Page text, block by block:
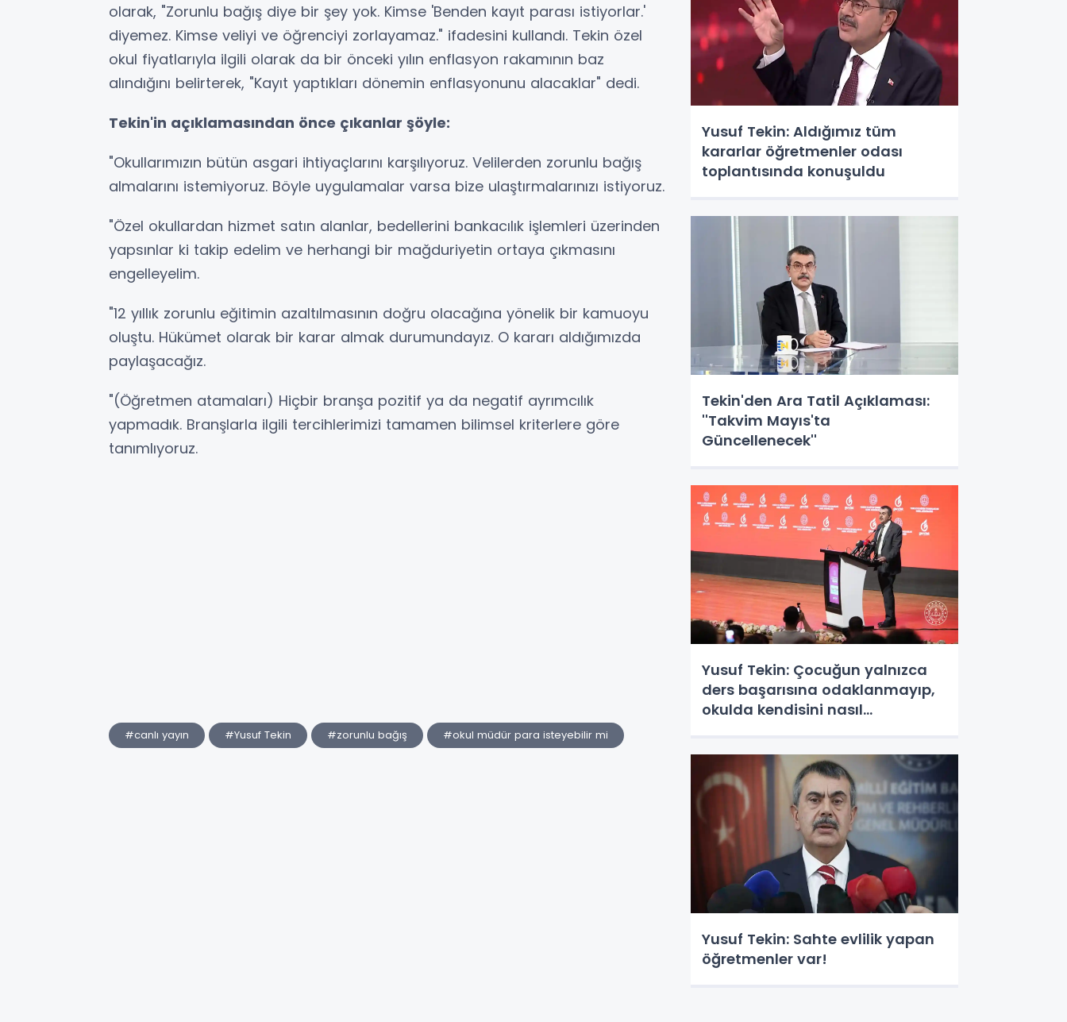
olarak, "Zorunlu bağış diye bir şey yok. Kimse 'Benden kayıt parası istiyorlar.'
diyemez. Kimse veliyi ve öğrenciyi zorlayamaz." ifadesini kullandı. Tekin özel
okul fiyatlarıyla ilgili olarak da bir önceki yılın enflasyon rakamının baz
alındığını belirterek, "Kayıt yaptıkları dönemin enflasyonunu alacaklar" dedi.
Tekin'in açıklamasından önce çıkanlar şöyle:
"Okullarımızın bütün asgari ihtiyaçlarını karşılıyoruz. Velilerden zorunlu bağış
almalarını istemiyoruz. Böyle uygulamalar varsa bize ulaştırmalarınızı istiyoruz.
"Özel okullardan hizmet satın alanlar, bedellerini bankacılık işlemleri üzerinden
yapsınlar ki takip edelim ve herhangi bir mağduriyetin ortaya çıkmasını
engelleyelim.
"12 yıllık zorunlu eğitimin azaltılmasının doğru olacağına yönelik bir kamuoyu
oluştu. Hükümet olarak bir karar almak durumundayız. O kararı aldığımızda
paylaşacağız.
"(Öğretmen atamaları) Hiçbir branşa pozitif ya da negatif ayrımcılık
yapmadık. Branşlarla ilgili tercihlerimizi tamamen bilimsel kriterlere göre
tanımlıyoruz.
#canlı yayın #Yusuf Tekin #zorunlu bağış #okul müdür para isteyebilir mi
Yusuf Tekin: Aldığımız tüm
kararlar öğretmenler odası
toplantısında konuşuldu
Tekin'den Ara Tatil Açıklaması:
''Takvim Mayıs'ta
Güncellenecek''
Yusuf Tekin: Çocuğun yalnızca
ders başarısına odaklanmayıp,
okulda kendisini nasıl
Yusuf Tekin: Sahte evlilik yapan
öğretmenler var!